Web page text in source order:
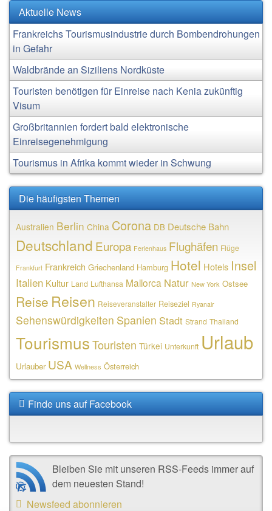
Aktuelle News
Frankreichs Tourismusindustrie durch Bombendrohungen
in Gefahr
Waldbrände an Siziliens Nordküste
Touristen benötigen für Einreise nach Kenia zukünftig
Visum
Großbritannien fordert bald elektronische
Einreisegenehmigung
Tourismus in Afrika kommt wieder in Schwung
Die häufigsten Themen
Australien Berlin China Corona DB Deutsche Bahn
Deutschland Europa Ferienhaus Flughäfen Flüge
Frankfurt Frankreich Griechenland Hamburg Hotel Hotels Insel
Italien Kultur Land Lufthansa Mallorca Natur New York Ostsee
Reise Reisen Reiseveranstalter Reiseziel Ryanair
Sehenswürdigkeiten Spanien Stadt Strand Thailand
TourismusTouristen Türkei Unterkunft Urlaub
Urlauber USA Wellness Österreich
Finde uns auf Facebook
Bleiben Sie mit unseren RSS-Feeds immer auf
dem neuesten Stand!
Newsfeed abonnieren